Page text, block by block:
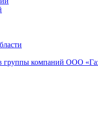
группы компаний ООО